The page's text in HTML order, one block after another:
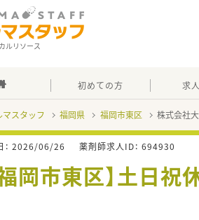
ルリソース
初めての方 求
マスタッフ 福岡県 福岡市東区 株式会社
2026/06/26 薬剤師求人ID： 694930
福岡市東区】土日